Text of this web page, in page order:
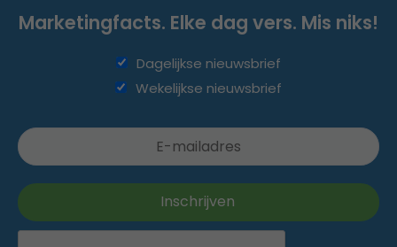
Marketingfacts. Elke dag vers. Mis niks!
Dagelijkse nieuwsbrief
Wekelijkse nieuwsbrief